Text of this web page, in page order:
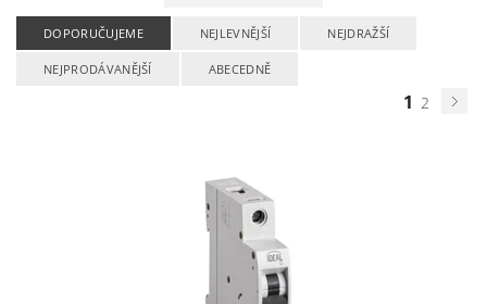
DOPORUČUJEME NEJLEVNĚJŠÍ NEJDRAŽŠÍ
NEJPRODÁVANĚJŠÍ ABECEDNĚ
1 2